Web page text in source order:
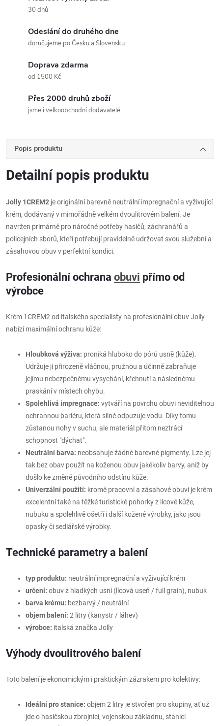
30 dnů
Odeslání do druhého dne
doručujeme po Česku a Slovensku
Doprava zdarma
od 1500 Kč
Přes 2000 druhů zboží
jsme i velkoobchodní dodavatelé
Popis produktu
Detailní popis produktu
Jolly 1CREM2 je originální barevně neutrální impregnační a vyživující
krém, dodávaný v mimořádně velkém dvoulitrovém balení. Je
navržen primárně pro náročné potřeby hasičů, záchranářů a
policejních sborů, kteří potřebují pravidelně udržovat svou služební a
zásahovou obuv v perfektní kondici.
Profesionální ochrana obuvi přímo od
výrobce
Krém 1CREM2 od italského specialisty na profesionální obuv Jolly
nabízí maximální ochranu kůže:
Hloubková výživa: proniká hluboko do pórů usně (kůže).
Udržuje ji přirozeně vláčnou, pružnou a účinně zabraňuje
jejímu nebezpečnému vysychání, křehnutí a následnému
praskání v místech ohybu.
Spolehlivá impregnace: vytváří na povrchu obuvi neviditelnou
ochrannou bariéru, která silně odpuzuje vodu. Díky tomu
zůstanou nohy v suchu, ale materiál přitom neztrácí
schopnost "dýchat".
Neutrální barva: neobsahuje žádné barevné pigmenty. Lze jej
tak bez obav použít na koženou obuv jakékoliv barvy, aniž by
došlo ke změně původního odstínu kůže.
Univerzální použití: kromě pracovní a zásahové obuvi je krém
excelentní také na těžké turistické pohorky z lícové kůže,
nubuku a spolehlivě ošetří i další kožené výrobky, jako jsou
opasky či sedlářské výrobky.
Technické parametry a balení
typ produktu: neutrální impregnační a vyživující krém
určení: obuv z hladkých usní (lícová useň / full grain), nubuk
barva krému: bezbarvý / neutrální
objem balení: 2 litry (kanystr / láhev)
výrobce: italská značka Jolly
Výhody dvoulitrového balení
Toto balení je ekonomickým i praktickým zázrakem pro kolektivy:
Ideální pro stanice: objem 2 litry je stvořen pro skupiny, ať už
jde o hasičskou zbrojnici, vojenskou základnu, stanici